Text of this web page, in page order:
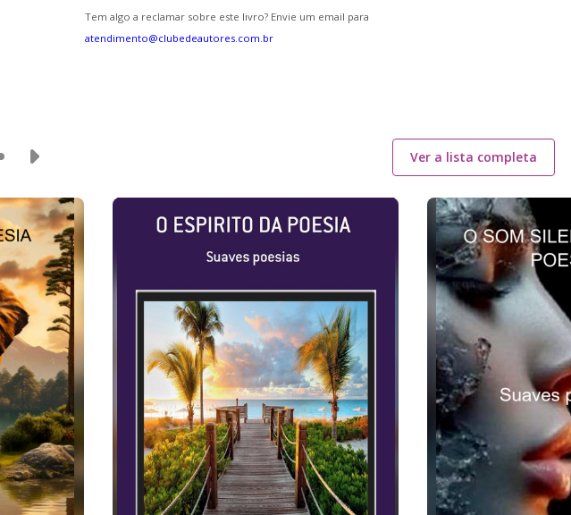
Tem algo a reclamar sobre este livro? Envie um email para
atendimento@clubedeautores.com.br
Ver a lista completa